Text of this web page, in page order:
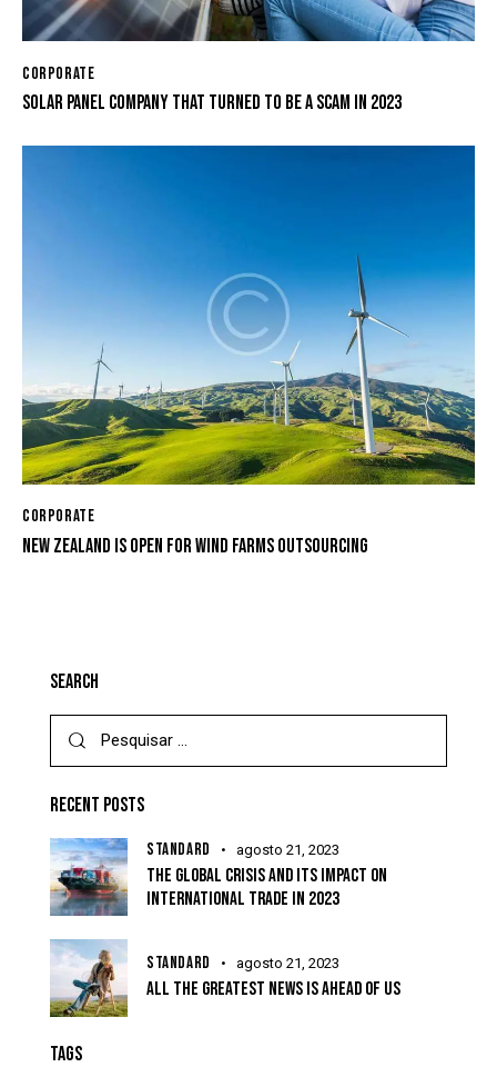
CORPORATE
SOLAR PANEL COMPANY THAT TURNED TO BE A SCAM IN 2023
CORPORATE
NEW ZEALAND IS OPEN FOR WIND FARMS OUTSOURCING
SEARCH
RECENT POSTS
STANDARD agosto 21, 2023
THE GLOBAL CRISIS AND ITS IMPACT ON
INTERNATIONAL TRADE IN 2023
STANDARD agosto 21, 2023
ALL THE GREATEST NEWS IS AHEAD OF US
TAGS